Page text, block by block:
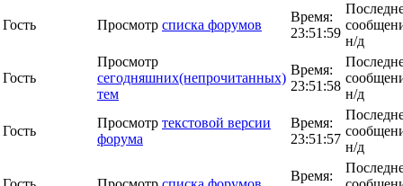
Гость Просмотр списка форумов
Время:
23:51:59
н/д
Гость
Просмотр
сегодняшних(непрочитанных)
тем
Время:
23:51:58
н/д
Гость
Просмотр текстовой версии
форума
Время:
23:51:57
н/д
Время: